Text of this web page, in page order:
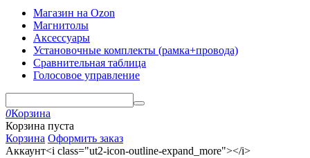
Магазин на Ozon
Магнитолы
Аксессуары
Установочные комплекты (рамка+провода)
Сравнительная таблица
Голосовое управление
0Корзина
Корзина пуста
Корзина Оформить заказ
Аккаунт<i class="ut2-icon-outline-expand_more"></i>